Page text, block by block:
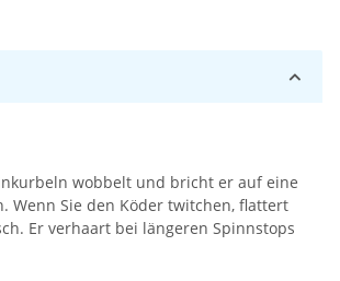
wobbelt und bricht er auf eine
Wenn Sie den Köder twitchen, flattert
Er verhaart bei längeren Spinnstops